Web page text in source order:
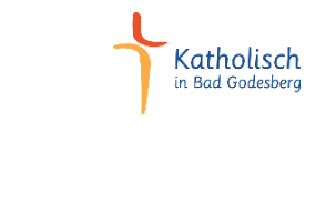
Zum Inhalt springen